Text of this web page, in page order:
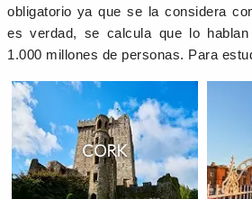
obligatorio ya que se la considera
es verdad, se calcula que lo
1.000 millones de personas. Para
CORK